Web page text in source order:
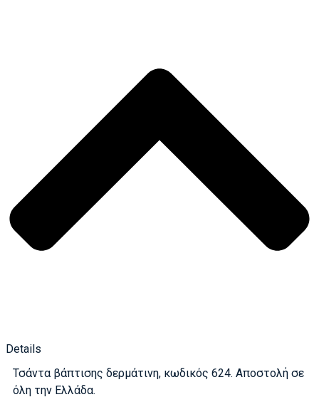
Details
Τσάντα βάπτισης δερμάτινη, κωδικός 624. Αποστολή σε
όλη την Ελλάδα.